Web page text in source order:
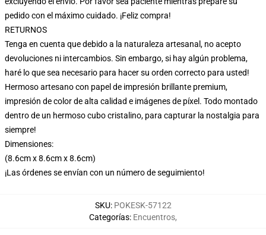
pedido con el máximo cuidado. ¡Feliz compra!
RETURNOS
Tenga en cuenta que debido a la naturaleza artesanal, no acepto
devoluciones ni intercambios. Sin embargo, si hay algún problema,
haré lo que sea necesario para hacer su orden correcto para usted!
Hermoso artesano con papel de impresión brillante premium,
impresión de color de alta calidad e imágenes de píxel. Todo montado
dentro de un hermoso cubo cristalino, para capturar la nostalgia para
siempre!
Dimensiones:
(8.6cm x 8.6cm x 8.6cm)
¡Las órdenes se envían con un número de seguimiento!
SKU: POKESK-57122
Categorías: Encuentros,